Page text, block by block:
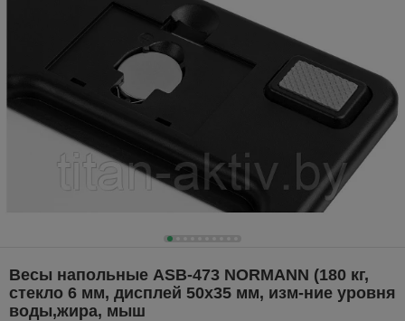
Весы напольные ASB-473 NORMANN (180 кг,
стекло 6 мм, дисплей 50х35 мм, изм-ние уровня
воды,жира, мыш